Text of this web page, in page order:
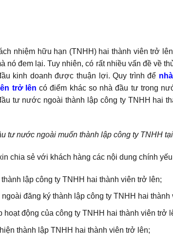
nhiệm hữu hạn (TNHH) hai thành viên trở
đem lại. Tuy nhiên, có rất nhiều vấn đề về
kinh doanh được thuận lợi. Quy trình để
trở lên có điểm khác so nhà đầu tư trong
tư nước ngoài thành lập công ty TNHH hai
tư nước ngoài muốn thành lập công ty TNHH
chia sẻ với khách hàng các nội dung chính
lập công ty TNHH hai thành viên trở lên;
đăng ký thành lập công ty TNHH hai thành
động của công ty TNHH hai thành viên trở
thành lập TNHH hai thành viên trở lên;